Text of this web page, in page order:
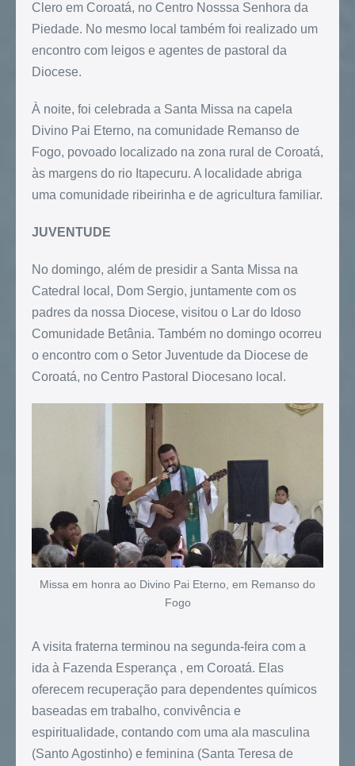
Clero em Coroatá, no Centro Nosssa Senhora da
Piedade. No mesmo local também foi realizado um
encontro com leigos e agentes de pastoral da
Diocese.
À noite, foi celebrada a Santa Missa na capela
Divino Pai Eterno, na comunidade Remanso de
Fogo, povoado localizado na zona rural de Coroatá,
às margens do rio Itapecuru. A localidade abriga
uma comunidade ribeirinha e de agricultura familiar.
JUVENTUDE
No domingo, além de presidir a Santa Missa na
Catedral local, Dom Sergio, juntamente com os
padres da nossa Diocese, visitou o Lar do Idoso
Comunidade Betânia. Também no domingo ocorreu
o encontro com o Setor Juventude da Diocese de
Coroatá, no Centro Pastoral Diocesano local.
Missa em honra ao Divino Pai Eterno, em Remanso do
Fogo
A visita fraterna terminou na segunda-feira com a
ida à Fazenda Esperança , em Coroatá. Elas
oferecem recuperação para dependentes químicos
baseadas em trabalho, convivência e
espiritualidade, contando com uma ala masculina
(Santo Agostinho) e feminina (Santa Teresa de